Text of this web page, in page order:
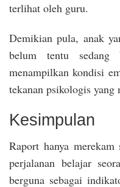
terlihat oleh guru.
Demikian pula, anak
belum tentu sedang
menampilkan kondisi
tekanan psikologis
Kesimpulan
Raport hanya
perjalanan belajar
berguna sebagai